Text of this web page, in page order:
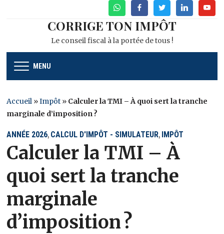
WhatsAppFacebookTwitterLinkedin
CORRIGE TON IMPÔT
Le conseil fiscal à la portée de tous !
MENU
Accueil »Impôt » Calculer la TMI – À quoi sert la tranche
marginale d’imposition ?
ANNÉE 2026, CALCUL D'IMPÔT - SIMULATEUR, IMPÔT
Calculer la TMI – À
quoi sert la tranche
marginale
d’imposition ?